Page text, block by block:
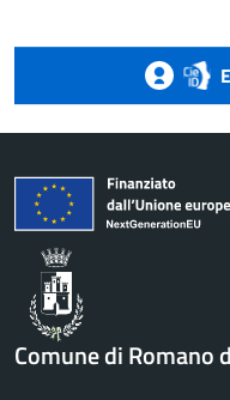
Comune di Romano